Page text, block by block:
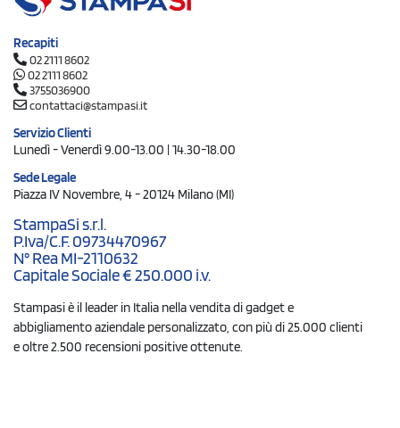
Recapiti
02 2111 8602
02 2111 8602
3755036900
contattaci@stampasi.it
Servizio Clienti
Lunedì - Venerdì 9.00-13.00 | 14.30-18.00
Sede Legale
Piazza IV Novembre, 4 - 20124 Milano (MI)
StampaSi s.r.l.
P.Iva/C.F. 09734470967
N° Rea MI-2110632
Capitale Sociale € 250.000 i.v.
Stampasi è il leader in Italia nella vendita di gadget e
abbigliamento aziendale personalizzato, con più di 25.000 clienti
e oltre 2.500 recensioni positive ottenute.